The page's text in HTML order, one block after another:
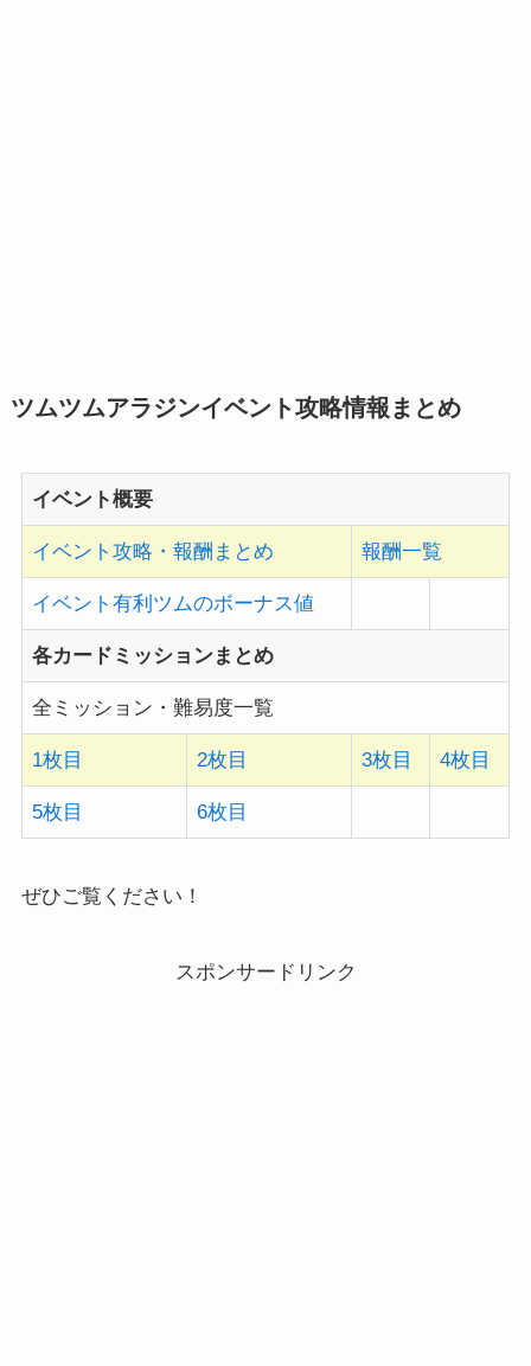
ツムツムアラジンイベント攻略情報まとめ
イベント概要
イベント攻略・報酬まとめ 報酬一覧
イベント有利ツムのボーナス値
各カードミッションまとめ
全ミッション・難易度一覧
1枚目 2枚目 3枚目 4枚目
5枚目 6枚目
ぜひご覧ください！
スポンサードリンク